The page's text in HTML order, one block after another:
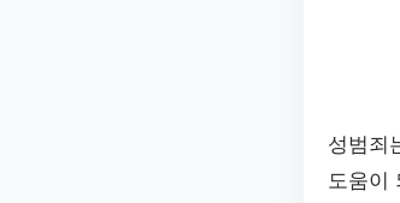
성범죄
도움이